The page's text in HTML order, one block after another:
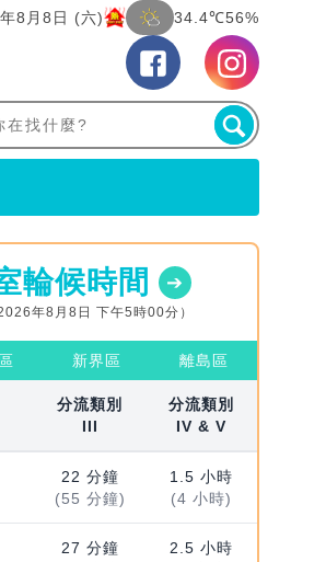
8月8日 (六) 34.4℃56%
輪候時間
年8月8日 下午5時00分）
新界區 離島區
分流類別
III
分流類別
IV & V
22 分鐘
(55 分鐘)
1.5 小時
(4 小時)
27 分鐘
2.5 小時